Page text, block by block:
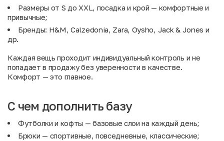
Размеры от S до XXL, посадка и крой — комфортные и
привычные;
Бренды: H&M, Calzedonia, Zara, Oysho, Jack & Jones и
др.
Каждая вещь проходит индивидуальный контроль и не
попадает в продажу без уверенности в качестве.
Комфорт — это главное.
С чем дополнить базу
Футболки и кофты — базовые слои на каждый день;
Брюки — спортивные, повседневные, классические;